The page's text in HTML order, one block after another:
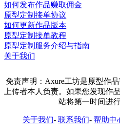
如何发布作品赚取佣金
原型定制接单协议
如何更新作品版本
原型定制接单教程
原型定制服务介绍与指南
关于我们
免责声明：Axure工坊是原型作
上传者本人负责。如果您发现作
站将第一时间进
关于我们- 联系我们- 帮助中